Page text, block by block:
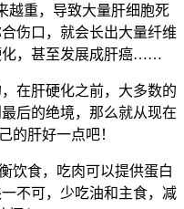
重，导致大量肝细胞死
伤口，就会长出大量纤维
化，甚至发展成肝癌……
在肝硬化之前，大多数的
后的绝境，那么就从现在
的肝好一点吧！
食，吃肉可以提供蛋白
不可，少吃油和主食，减